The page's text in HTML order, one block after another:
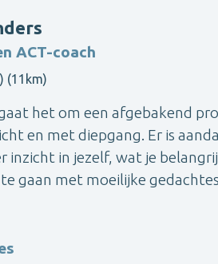
ACT-coach
(11km)
het om een afgebakend
en met diepgang. Er is
inzicht in jezelf, wat je
gaan met moeilijke gedachtes